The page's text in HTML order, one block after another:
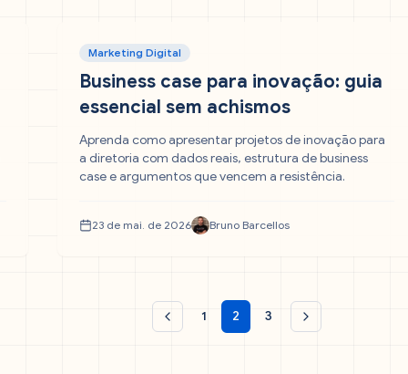
Marketing Digital
Business case para inovação: guia
essencial sem achismos
Aprenda como apresentar projetos de inovação para
a diretoria com dados reais, estrutura de business
case e argumentos que vencem a resistência.
23 de mai. de 2026 Bruno Barcellos
Página anterior
1 2 3
Próxima página